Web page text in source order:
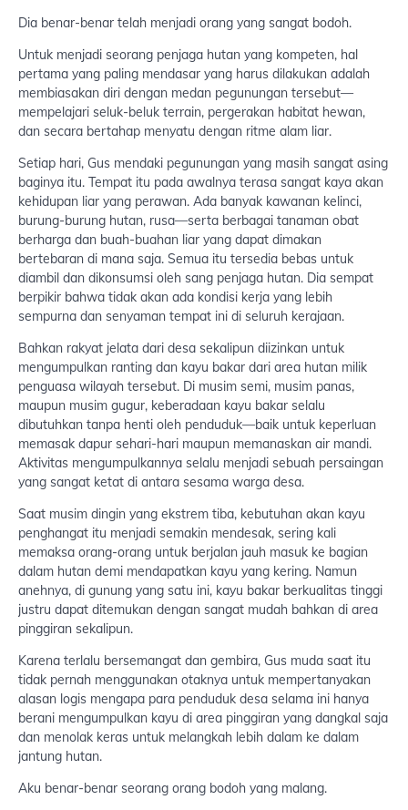
Dia benar-benar telah menjadi orang yang sangat bodoh.
Untuk menjadi seorang penjaga hutan yang kompeten, hal
pertama yang paling mendasar yang harus dilakukan adalah
membiasakan diri dengan medan pegunungan tersebut—
mempelajari seluk-beluk terrain, pergerakan habitat hewan,
dan secara bertahap menyatu dengan ritme alam liar.
Setiap hari, Gus mendaki pegunungan yang masih sangat asing
baginya itu. Tempat itu pada awalnya terasa sangat kaya akan
kehidupan liar yang perawan. Ada banyak kawanan kelinci,
burung-burung hutan, rusa—serta berbagai tanaman obat
berharga dan buah-buahan liar yang dapat dimakan
bertebaran di mana saja. Semua itu tersedia bebas untuk
diambil dan dikonsumsi oleh sang penjaga hutan. Dia sempat
berpikir bahwa tidak akan ada kondisi kerja yang lebih
sempurna dan senyaman tempat ini di seluruh kerajaan.
Bahkan rakyat jelata dari desa sekalipun diizinkan untuk
mengumpulkan ranting dan kayu bakar dari area hutan milik
penguasa wilayah tersebut. Di musim semi, musim panas,
maupun musim gugur, keberadaan kayu bakar selalu
dibutuhkan tanpa henti oleh penduduk—baik untuk keperluan
memasak dapur sehari-hari maupun memanaskan air mandi.
Aktivitas mengumpulkannya selalu menjadi sebuah persaingan
yang sangat ketat di antara sesama warga desa.
Saat musim dingin yang ekstrem tiba, kebutuhan akan kayu
penghangat itu menjadi semakin mendesak, sering kali
memaksa orang-orang untuk berjalan jauh masuk ke bagian
dalam hutan demi mendapatkan kayu yang kering. Namun
anehnya, di gunung yang satu ini, kayu bakar berkualitas tinggi
justru dapat ditemukan dengan sangat mudah bahkan di area
pinggiran sekalipun.
Karena terlalu bersemangat dan gembira, Gus muda saat itu
tidak pernah menggunakan otaknya untuk mempertanyakan
alasan logis mengapa para penduduk desa selama ini hanya
berani mengumpulkan kayu di area pinggiran yang dangkal saja
dan menolak keras untuk melangkah lebih dalam ke dalam
jantung hutan.
Aku benar-benar seorang orang bodoh yang malang.